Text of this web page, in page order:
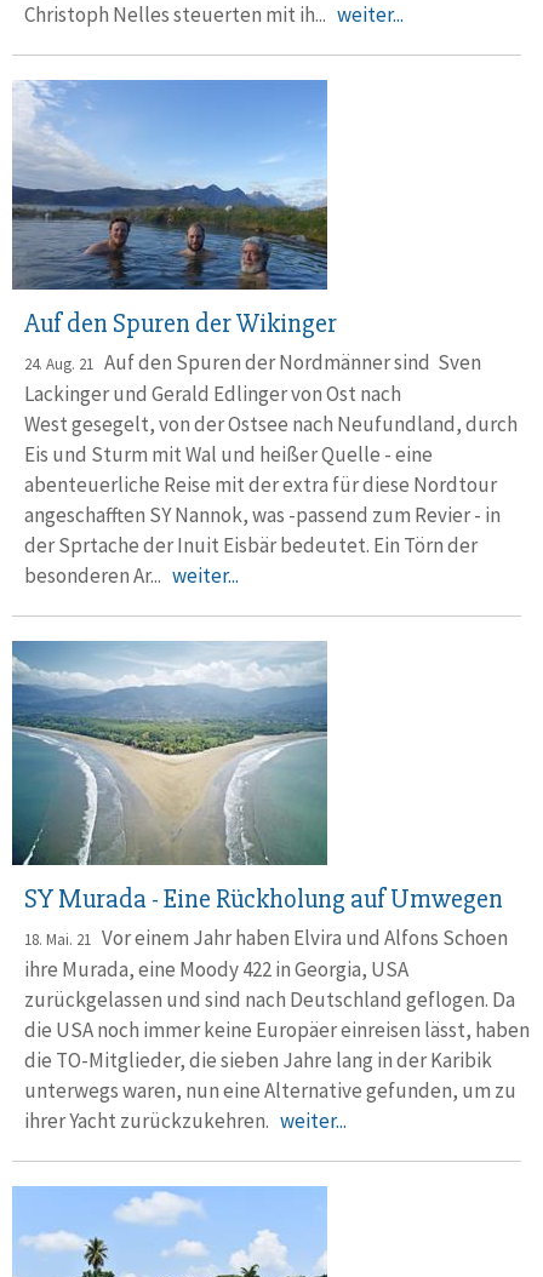
Christoph Nelles steuerten mit ih... weiter...
Auf den Spuren der Wikinger
24. Aug. 21 Auf den Spuren der Nordmänner sind Sven
Lackinger und Gerald Edlinger von Ost nach
West gesegelt, von der Ostsee nach Neufundland, durch
Eis und Sturm mit Wal und heißer Quelle - eine
abenteuerliche Reise mit der extra für diese Nordtour
angeschafften SY Nannok, was -passend zum Revier - in
der Sprtache der Inuit Eisbär bedeutet. Ein Törn der
besonderen Ar... weiter...
SY Murada - Eine Rückholung auf Umwegen
18. Mai. 21 Vor einem Jahr haben Elvira und Alfons Schoen
ihre Murada, eine Moody 422 in Georgia, USA
zurückgelassen und sind nach Deutschland geflogen. Da
die USA noch immer keine Europäer einreisen lässt, haben
die TO-Mitglieder, die sieben Jahre lang in der Karibik
unterwegs waren, nun eine Alternative gefunden, um zu
ihrer Yacht zurückzukehren. weiter...